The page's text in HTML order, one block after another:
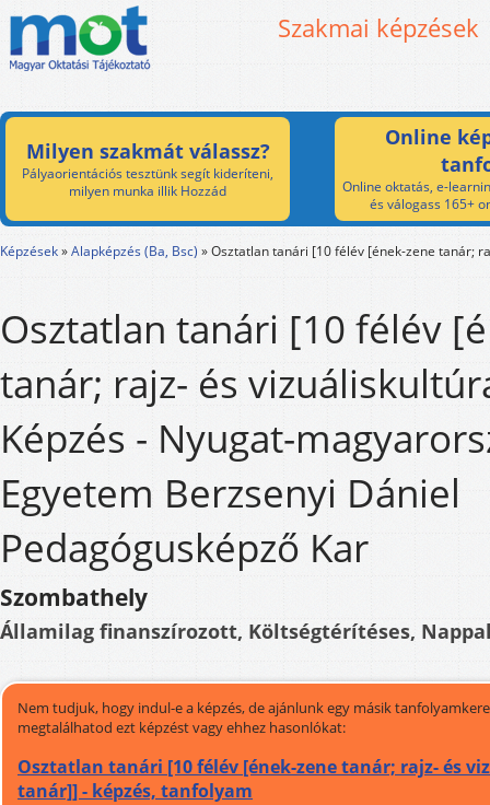
Szakmai képzések
Milyen szakmát válassz?
Pályaorientációs tesztünk segít kideríteni,
milyen munka illik Hozzád
Online
Online oktatás, e-
és válogass 165+
Képzések»Alapképzés (Ba, Bsc) »Osztatlan tanári [10 félév [ének-zene tanár;
Osztatlan tanári [10 félév
tanár; rajz- és
Képzés - Nyugat-
Egyetem Berzsenyi Dániel
Pedagógusképző Kar
Szombathely
Államilag finanszírozott, Költségtérítéses,
Nem tudjuk, hogy indul-e a képzés, de ajánlunk egy másik
megtalálhatod ezt képzést vagy ehhez hasonlókat:
Osztatlan tanári [10 félév [ének-zene tanár; rajz- és
tanár]] - képzés, tanfolyam